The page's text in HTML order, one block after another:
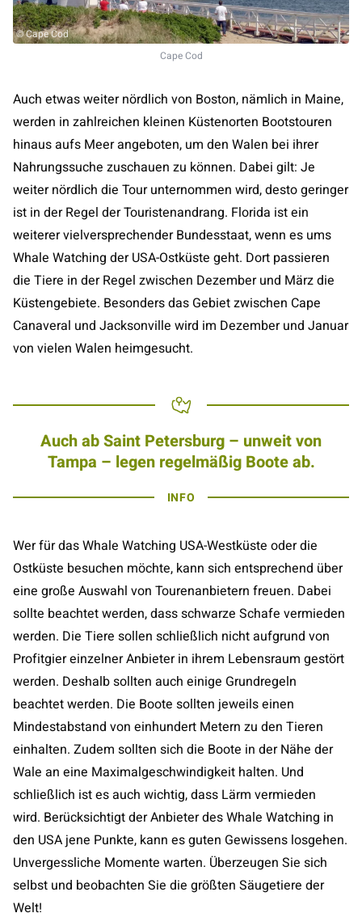
© Cape Cod
Cape Cod
Auch etwas weiter nördlich von Boston, nämlich in Maine,
werden in zahlreichen kleinen Küstenorten Bootstouren
hinaus aufs Meer angeboten, um den Walen bei ihrer
Nahrungssuche zuschauen zu können. Dabei gilt: Je
weiter nördlich die Tour unternommen wird, desto geringer
ist in der Regel der Touristenandrang. Florida ist ein
weiterer vielversprechender Bundesstaat, wenn es ums
Whale Watching der USA-Ostküste geht. Dort passieren
die Tiere in der Regel zwischen Dezember und März die
Küstengebiete. Besonders das Gebiet zwischen Cape
Canaveral und Jacksonville wird im Dezember und Januar
von vielen Walen heimgesucht.
Auch ab Saint Petersburg – unweit von
Tampa – legen regelmäßig Boote ab.
INFO
Wer für das Whale Watching USA-Westküste oder die
Ostküste besuchen möchte, kann sich entsprechend über
eine große Auswahl von Tourenanbietern freuen. Dabei
sollte beachtet werden, dass schwarze Schafe vermieden
werden. Die Tiere sollen schließlich nicht aufgrund von
Profitgier einzelner Anbieter in ihrem Lebensraum gestört
werden. Deshalb sollten auch einige Grundregeln
beachtet werden. Die Boote sollten jeweils einen
Mindestabstand von einhundert Metern zu den Tieren
einhalten. Zudem sollten sich die Boote in der Nähe der
Wale an eine Maximalgeschwindigkeit halten. Und
schließlich ist es auch wichtig, dass Lärm vermieden
wird. Berücksichtigt der Anbieter des Whale Watching in
den USA jene Punkte, kann es guten Gewissens losgehen.
Unvergessliche Momente warten. Überzeugen Sie sich
selbst und beobachten Sie die größten Säugetiere der
Welt!